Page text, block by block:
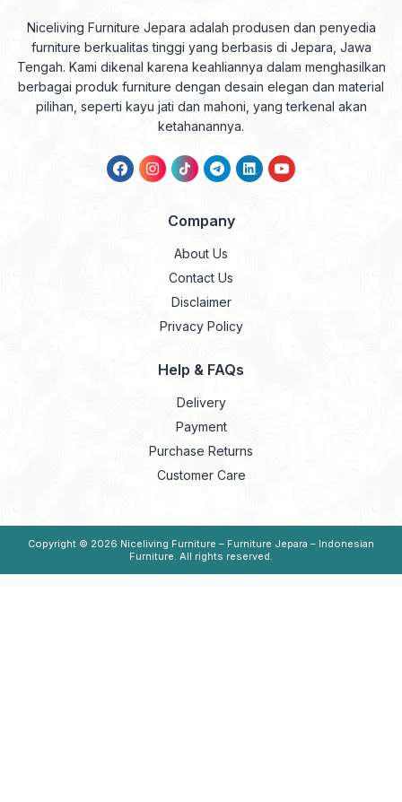
Niceliving Furniture Jepara adalah produsen dan penyedia
furniture berkualitas tinggi yang berbasis di Jepara, Jawa
Tengah. Kami dikenal karena keahliannya dalam menghasilkan
berbagai produk furniture dengan desain elegan dan material
pilihan, seperti kayu jati dan mahoni, yang terkenal akan
ketahanannya.
Company
About Us
Contact Us
Disclaimer
Privacy Policy
Help & FAQs
Delivery
Payment
Purchase Returns
Customer Care
Copyright © 2026 Niceliving Furniture – Furniture Jepara – Indonesian
Furniture. All rights reserved.